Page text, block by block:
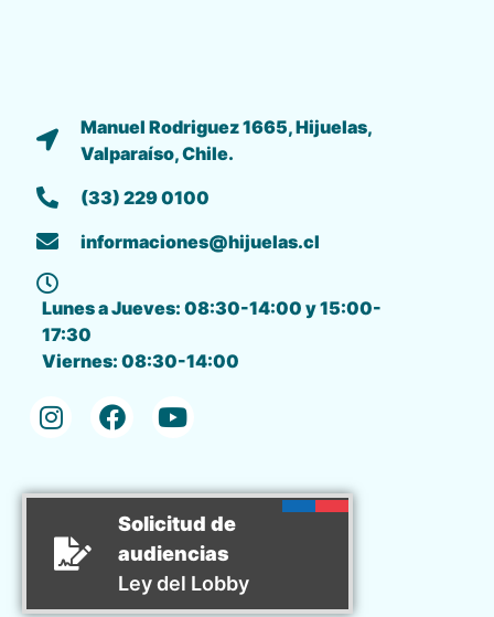
Manuel Rodriguez 1665, Hijuelas,
Valparaíso, Chile.
(33) 229 0100
informaciones@hijuelas.cl
Lunes a Jueves: 08:30-14:00 y 15:00-
17:30
Viernes: 08:30-14:00
Solicitud de
audiencias
Ley del Lobby